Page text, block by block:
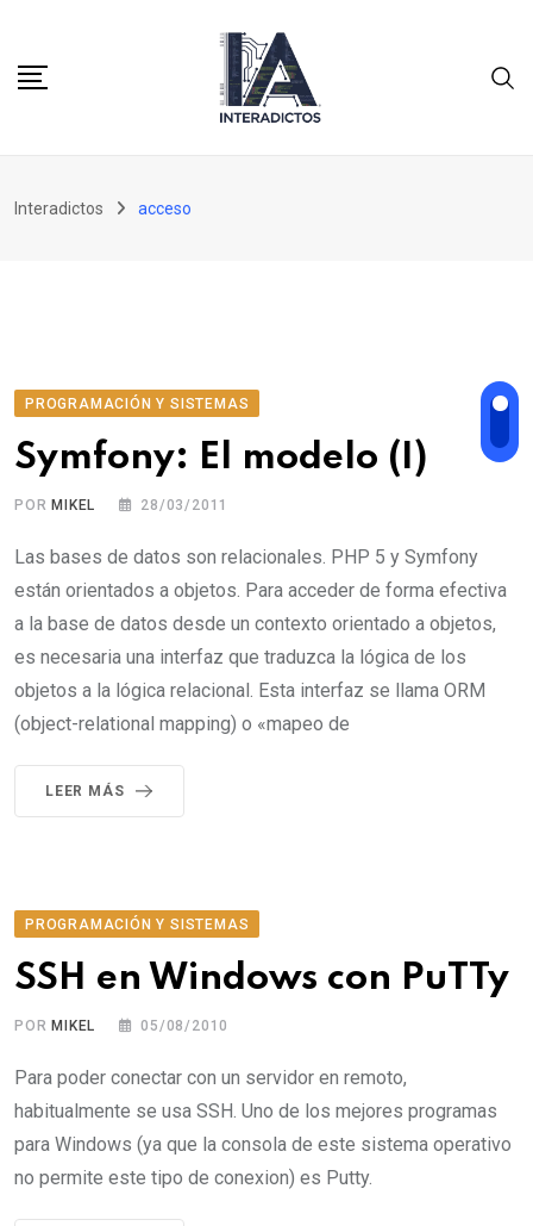
content
Interadictos acceso
PROGRAMACIÓN Y SISTEMAS
Symfony: El modelo (I)
POR MIKEL 28/03/2011
Las bases de datos son relacionales. PHP 5 y Symfony
están orientados a objetos. Para acceder de forma efectiva
a la base de datos desde un contexto orientado a objetos,
es necesaria una interfaz que traduzca la lógica de los
objetos a la lógica relacional. Esta interfaz se llama ORM
(object-relational mapping) o «mapeo de
LEER MÁS
PROGRAMACIÓN Y SISTEMAS
SSH en Windows con PuTTy
POR MIKEL 05/08/2010
Para poder conectar con un servidor en remoto,
habitualmente se usa SSH. Uno de los mejores programas
para Windows (ya que la consola de este sistema operativo
no permite este tipo de conexion) es Putty.